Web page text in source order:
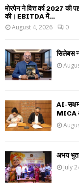
मोरपेन ने वित्त वर्ष 2027 की
की। EBITDA में...
August 4, 2026
0
सिलेबस
AI-सक्षम
MICA
अभय
July